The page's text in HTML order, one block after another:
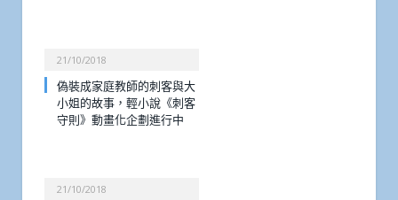
21/10/2018
偽裝成家庭教師的刺客與大
小姐的故事，輕小說《刺客
守則》動畫化企劃進行中
21/10/2018